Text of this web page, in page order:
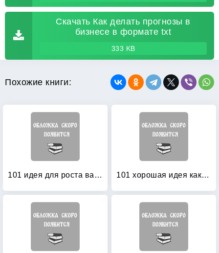
Скачать Как делать прогнозы в
бизнесе в формате txt
333 KB
Похожие книги:
101 идея для роста вашего бизнеса: Результаты новейших исследований эффективности людей и организаций 101 хорошая идея как создать совершенный бизнес: В 2-х частях. Часть 1